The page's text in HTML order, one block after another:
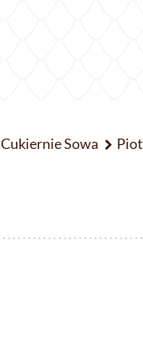
Cukiernie Sowa